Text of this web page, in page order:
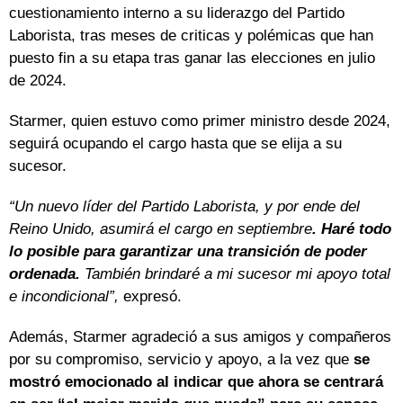
cuestionamiento interno a su liderazgo del Partido
Laborista, tras meses de criticas y polémicas que han
puesto fin a su etapa tras ganar las elecciones en julio
de 2024.
Starmer, quien estuvo como primer ministro desde 2024,
seguirá ocupando el cargo hasta que se elija a su
sucesor.
“Un nuevo líder del Partido Laborista, y por ende del
Reino Unido, asumirá el cargo en septiembre. Haré todo
lo posible para garantizar una transición de poder
ordenada. También brindaré a mi sucesor mi apoyo total
e incondicional”, expresó.
Además, Starmer agradeció a sus amigos y compañeros
por su compromiso, servicio y apoyo, a la vez que se
mostró emocionado al indicar que ahora se centrará